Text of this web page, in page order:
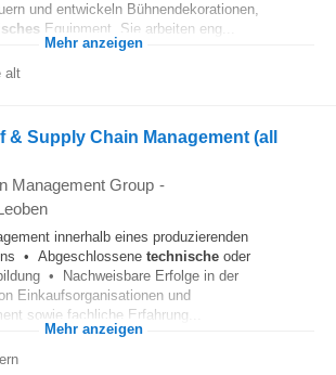
und entwickeln Bühnendekorationen,
Equipment. Sie arbeiten eng...
Mehr anzeigen
alt
& Supply Chain Management (all
Management Group -
innerhalb eines produzierenden
• Abgeschlossene technische oder
• Nachweisbare Erfolge in der
Einkaufsorganisationen und
sowie fachliche Erfahrung...
Mehr anzeigen